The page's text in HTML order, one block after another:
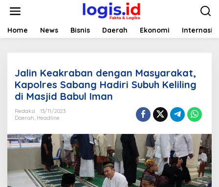
t
Home News Bisnis Daerah Ekonomi
Jalin Keakraban dengan Masyarakat,
Kapolres Sabang Hadiri Subuh Keliling
di Masjid Babul Iman
Redaksi
13/11/2023
Daerah, Headline